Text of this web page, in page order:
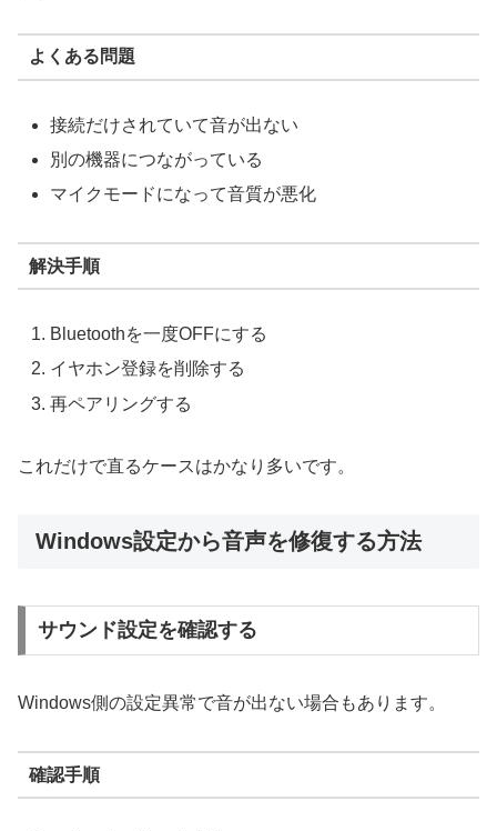
よくある問題
接続だけされていて音が出ない
別の機器につながっている
マイクモードになって音質が悪化
解決手順
Bluetoothを一度OFFにする
イヤホン登録を削除する
再ペアリングする
これだけで直るケースはかなり多いです。
Windows設定から音声を修復する方法
サウンド設定を確認する
Windows側の設定異常で音が出ない場合もあります。
確認手順